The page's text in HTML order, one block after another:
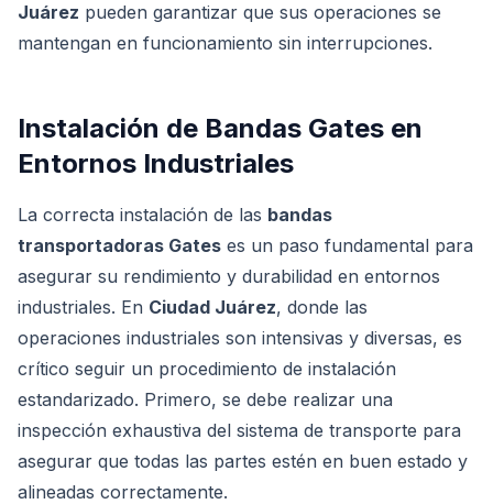
Juárez pueden garantizar que sus operaciones se
mantengan en funcionamiento sin interrupciones.
Instalación de Bandas Gates en
Entornos Industriales
La correcta instalación de las bandas
transportadoras Gates es un paso fundamental para
asegurar su rendimiento y durabilidad en entornos
industriales. En Ciudad Juárez, donde las
operaciones industriales son intensivas y diversas, es
crítico seguir un procedimiento de instalación
estandarizado. Primero, se debe realizar una
inspección exhaustiva del sistema de transporte para
asegurar que todas las partes estén en buen estado y
alineadas correctamente.